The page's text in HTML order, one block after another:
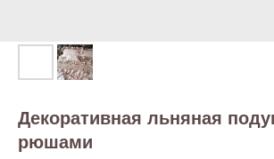
Декоративная льняная
рюшами